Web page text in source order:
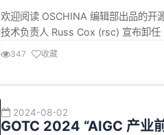
比Perplexity更好用的国
Meta的AI野心
欢迎阅读 OSCHINA 编辑部出品的
技术负责人 Russ Cox (rsc) 宣布卸
宣布将从 2024 年 9 月 1 日起卸任
347 收藏
2024-08-02
GOTC 2024 “AIGC 产业